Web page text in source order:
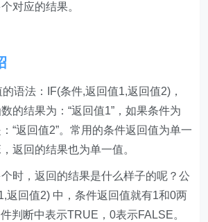
对应的结果。
的语法：IF(条件,返回值1,返回值2)，
的结果为：“返回值1”，如果条件为
“返回值2”。常用的条件返回值为单一
返回的结果也为单一值。
时，返回的结果是什么样子的呢？公
返回值2) 中，条件返回值就有1和0两
判断中表示TRUE，0表示FALSE。